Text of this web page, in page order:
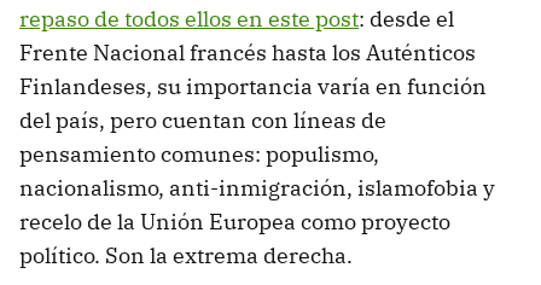
repaso de todos ellos en este post: desde el
Frente Nacional francés hasta los Auténticos
Finlandeses, su importancia varía en función
del país, pero cuentan con líneas de
pensamiento comunes: populismo,
nacionalismo, anti-inmigración, islamofobia y
recelo de la Unión Europea como proyecto
político. Son la extrema derecha.